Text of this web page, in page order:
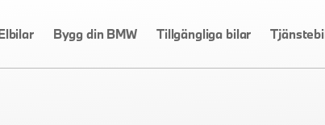
Bygg din BMW Tillgängliga bilar